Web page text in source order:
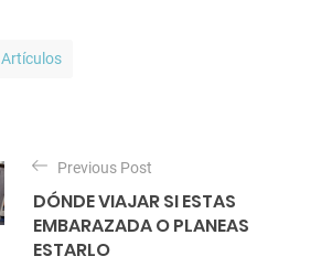
Artículos
Previous Post
DÓNDE VIAJAR SI ESTAS
EMBARAZADA O PLANEAS
ESTARLO